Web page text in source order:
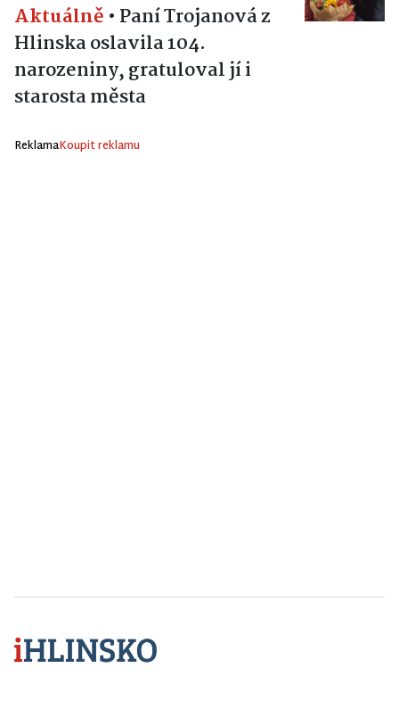
Aktuálně • Paní Trojanová z
Hlinska oslavila 104.
narozeniny, gratuloval jí i
starosta města
ReklamaKoupit reklamu